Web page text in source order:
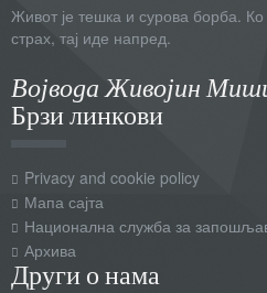
Живот је тешка и сурова борба.
страх, тај иде напред.
Војвода Живојин
Брзи линкови
Privacy and cookie policy
Мапа сајта
Национална служба за
Архива
Други о нама